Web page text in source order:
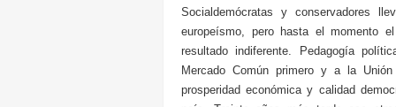
Socialdemócratas y conservadores
europeísmo, pero hasta el momento
resultado indiferente. Pedagogía
Mercado Común primero y a la
prosperidad económica y calidad